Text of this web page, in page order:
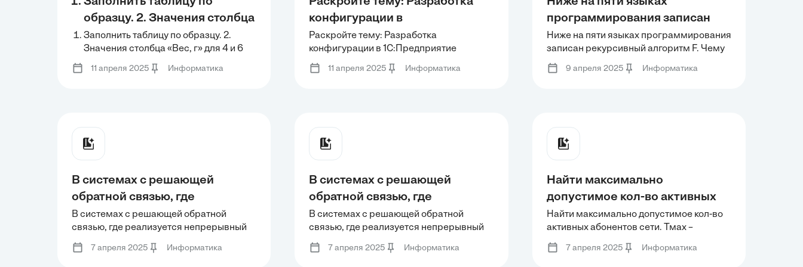
рисунке 4.
образцу. 2. Значения столбца
«Вес, г» для 4 и 6
наименований необходимо
ввести вручную. 3.
Заполнить таблицу по образцу. 2.
Значения столбца «Вес, г» для 4 и 6
наименований необходимо ввести
вручную. 3. Определить общую
11 апреля 2025 Информатика
конфигурации в
1С:Предприятие
1С:Предприятие это
универсальная система,
деятельности
Раскройте тему: Разработка
конфигурации в 1С:Предприятие
1С:Предприятие это универсальная
система, предназначенная для
11 апреля 2025 Информатика
программирования записан
рекурсивный алгоритм F. Чему
будет равно значение,
вычисленное алгоритмом при
Ниже на пяти языках программирования
записан рекурсивный алгоритм F. Чему
будет равно значение, вычисленное
алгоритмом при выполнении вызова
9 апреля 2025 Информатика
В системах с решающей
обратной связью, где
реализуется непрерывный
автоматический запрос на
повторение и концепция
В системах с решающей обратной
связью, где реализуется непрерывный
автоматический запрос на повторение и
концепция скользящих окон, найти
7 апреля 2025 Информатика
В системах с решающей
обратной связью, где
реализуется непрерывный
автоматический запрос на
повторение и концепция
В системах с решающей обратной
связью, где реализуется непрерывный
автоматический запрос на повторение и
концепция скользящих окон, найти
7 апреля 2025 Информатика
Найти максимально
допустимое кол-во активных
абонентов сети. Тмах –
максимальное время реакции
на запрос абонента сети, с
Найти максимально допустимое кол-во
активных абонентов сети. Тмах –
максимальное время реакции на запрос
абонента сети, с которой реализуется
7 апреля 2025 Информатика